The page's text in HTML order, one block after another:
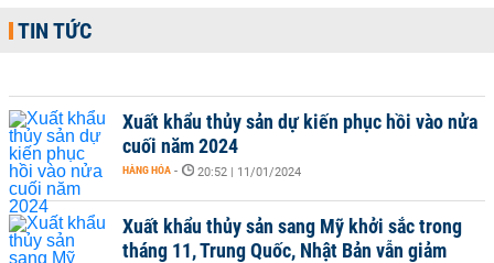
TIN TỨC
Xuất khẩu thủy sản dự kiến phục hồi vào nửa
cuối năm 2024
HÀNG HÓA - 20:52 | 11/01/2024
Xuất khẩu thủy sản sang Mỹ khởi sắc trong
tháng 11, Trung Quốc, Nhật Bản vẫn giảm